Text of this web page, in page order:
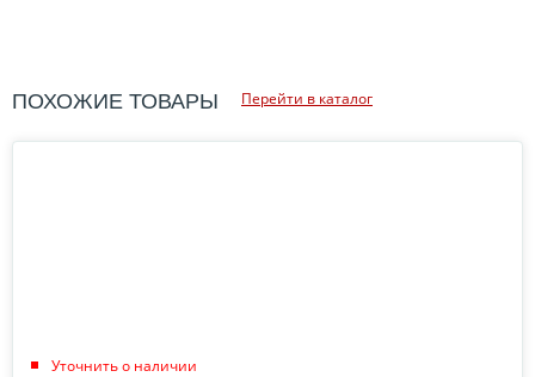
ПОХОЖИЕ ТОВАРЫ Перейти в каталог
Уточнить о наличии